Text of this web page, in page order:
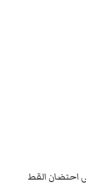
احتضان القط